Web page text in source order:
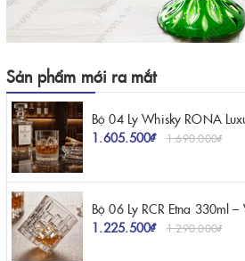
Sản phẩm mới ra mắt
1.605.500₫
1.690.000₫
1.225.500₫
1.290.000₫